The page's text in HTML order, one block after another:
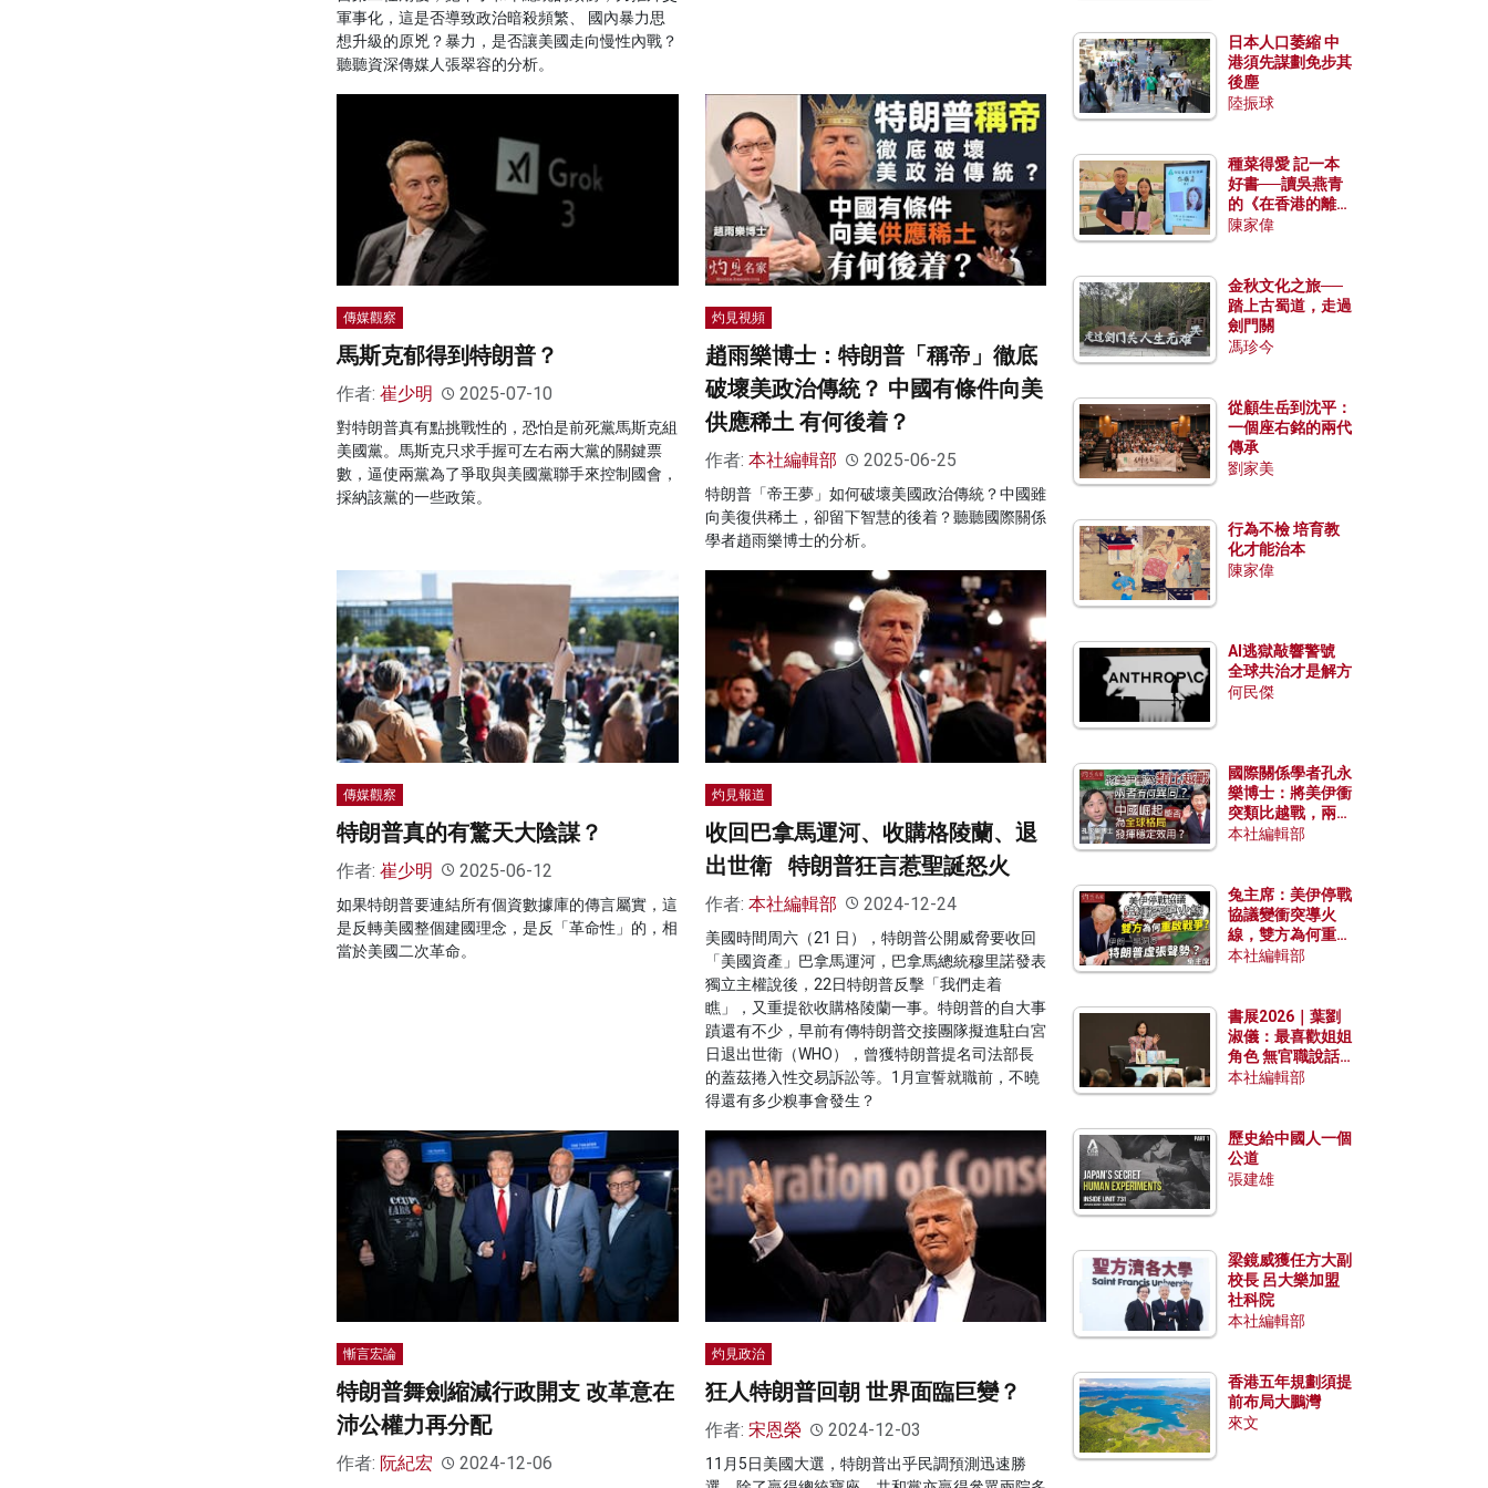
軍事化，這是否導致政治暗殺頻繁、 國內暴力思
想升級的原兇？暴力，是否讓美國走向慢性內戰？
聽聽資深傳媒人張翠容的分析。
傳媒觀察
馬斯克郁得到特朗普？
作者: 崔少明 2025-07-10
對特朗普真有點挑戰性的，恐怕是前死黨馬斯克組
美國黨。馬斯克只求手握可左右兩大黨的關鍵票
數，逼使兩黨為了爭取與美國黨聯手來控制國會，
採納該黨的一些政策。
灼見視頻
趙雨樂博士：特朗普「稱帝」徹底
破壞美政治傳統？ 中國有條件向美
供應稀土 有何後着？
作者: 本社編輯部 2025-06-25
特朗普「帝王夢」如何破壞美國政治傳統？中國雖
向美復供稀土，卻留下智慧的後着？聽聽國際關係
學者趙雨樂博士的分析。
傳媒觀察
特朗普真的有驚天大陰謀？
作者: 崔少明 2025-06-12
如果特朗普要連結所有個資數據庫的傳言屬實，這
是反轉美國整個建國理念，是反「革命性」的，相
當於美國二次革命。
灼見報道
收回巴拿馬運河、收購格陵蘭、退
出世衛 特朗普狂言惹聖誕怒火
作者: 本社編輯部 2024-12-24
美國時間周六（21 日），特朗普公開威脅要收回
「美國資產」巴拿馬運河，巴拿馬總統穆里諾發表
獨立主權說後，22日特朗普反擊「我們走着
瞧」，又重提欲收購格陵蘭一事。特朗普的自大事
蹟還有不少，早前有傳特朗普交接團隊擬進駐白宮
日退出世衛（WHO），曾獲特朗普提名司法部長
的蓋茲捲入性交易訴訟等。1月宣誓就職前，不曉
得還有多少糗事會發生？
慚言宏論
特朗普舞劍縮減行政開支 改革意在
沛公權力再分配
作者: 阮紀宏 2024-12-06
灼見政治
狂人特朗普回朝 世界面臨巨變？
作者: 宋恩榮 2024-12-03
11月5日美國大選，特朗普出乎民調預測迅速勝
日本人口萎縮 中
港須先謀劃免步其
後塵
陸振球
種菜得愛 記一本
好書──讀吳燕青
的《在香港的離島
種菜》
陳家偉
金秋文化之旅──
踏上古蜀道，走過
劍門關
馮珍今
從顧生岳到沈平：
一個座右銘的兩代
傳承
劉家美
行為不檢 培育教
化才能治本
陳家偉
AI逃獄敲響警號
全球共治才是解方
何民傑
國際關係學者孔永
樂博士：將美伊衝
突類比越戰，兩者
有何異同？中國崛
本社編輯部
兔主席：美伊停戰
協議變衝突導火
線，雙方為何重啟
戰爭？伊朗一早洞
本社編輯部
書展2026｜葉劉
淑儀：最喜歡姐姐
角色 無官職說話
包袱少
本社編輯部
歷史給中國人一個
公道
張建雄
梁鏡威獲任方大副
校長 呂大樂加盟
社科院
本社編輯部
香港五年規劃須提
前布局大鵬灣
來文